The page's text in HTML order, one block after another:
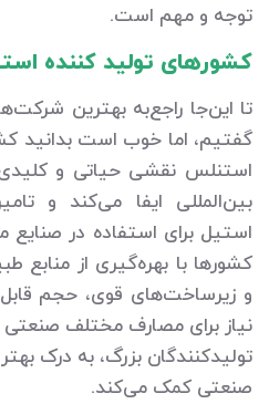
توجه و مهم است.
کشورهای تولید کننده
تا این‌جا راجع‌به بهترین
گفتیم، اما خوب است بدانید
استنلس نقشی حیاتی و
بین‌المللی ایفا می‌کند و
استیل برای استفاده در
کشورها با بهره‌گیری از منابع
و زیرساخت‌های قوی، حجم
نیاز برای مصارف مختلف صنعتی
تولیدکنندگان بزرگ، به درک بهتر
صنعتی کمک می‌کند.